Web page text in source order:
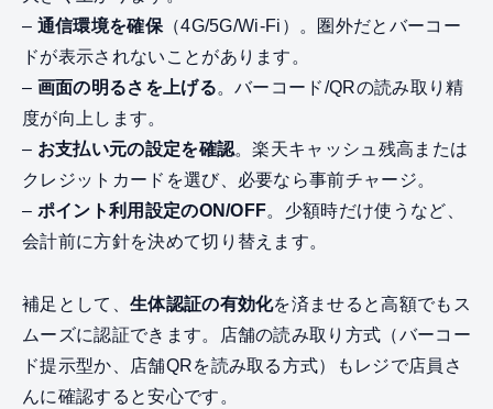
– 通信環境を確保（4G/5G/Wi‑Fi）。圏外だとバーコー
ドが表示されないことがあります。
– 画面の明るさを上げる。バーコード/QRの読み取り精
度が向上します。
– お支払い元の設定を確認。楽天キャッシュ残高または
クレジットカードを選び、必要なら事前チャージ。
– ポイント利用設定のON/OFF。少額時だけ使うなど、
会計前に方針を決めて切り替えます。
補足として、 生体認証の有効化を済ませると高額でもス
ムーズに認証できます。店舗の読み取り方式（バーコー
ド提示型か、店舗QRを読み取る方式）もレジで店員さ
んに確認すると安心です。